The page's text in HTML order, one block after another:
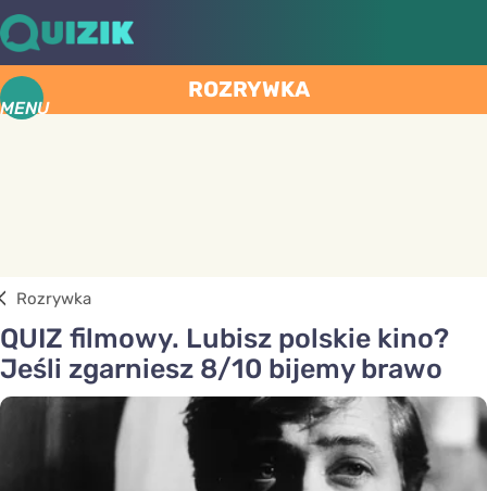
MENU
ROZRYWKA
Rozrywka
QUIZ filmowy. Lubisz polskie kino?
Jeśli zgarniesz 8/10 bijemy brawo